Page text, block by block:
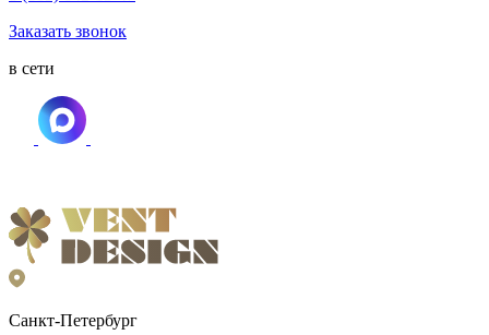
Заказать звонок
в сети
Санкт-Петербург